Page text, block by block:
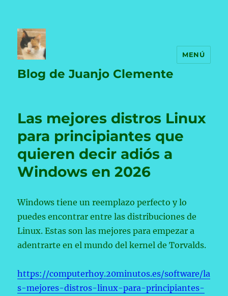
Blog de Juanjo Clemente
MENÚ
Las mejores distros Linux
para principiantes que
quieren decir adiós a
Windows en 2026
Windows tiene un reemplazo perfecto y lo
puedes encontrar entre las distribuciones de
Linux. Estas son las mejores para empezar a
adentrarte en el mundo del kernel de Torvalds.
https://computerhoy.20minutos.es/software/la
s-mejores-distros-linux-para-principiantes-